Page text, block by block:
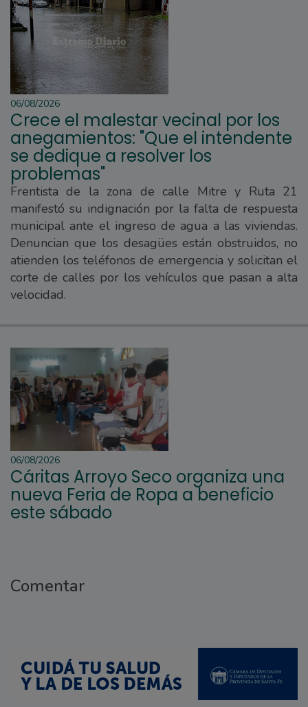
06/08/2026
Crece el malestar vecinal por los
anegamientos: "Que el intendente
se dedique a resolver los
problemas"
Frentista de la zona de calle Mitre y Ruta 21
manifestó su indignación por la falta de respuesta
municipal ante el ingreso de agua a las viviendas.
Denuncian que los desagües están obstruidos, no
atienden los teléfonos de emergencia y solicitan el
corte de calles por los vehículos que pasan a alta
velocidad.
06/08/2026
Cáritas Arroyo Seco organiza una
nueva Feria de Ropa a beneficio
este sábado
Comentar